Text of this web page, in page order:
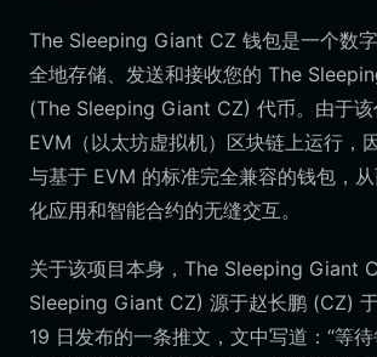
The Sleeping Giant CZ 钱包是一个数
全地存储、发送和接收您的 The
(The Sleeping Giant CZ) 代币。由于该
EVM（以太坊虚拟机）区块链上运行，
与基于 EVM 的标准完全兼容的钱包，
化应用和智能合约的无缝交互。
关于该项目本身，The Sleeping Giant
Sleeping Giant CZ) 源于赵长鹏 (CZ)
19 日发布的一条推文，文中写道：“等